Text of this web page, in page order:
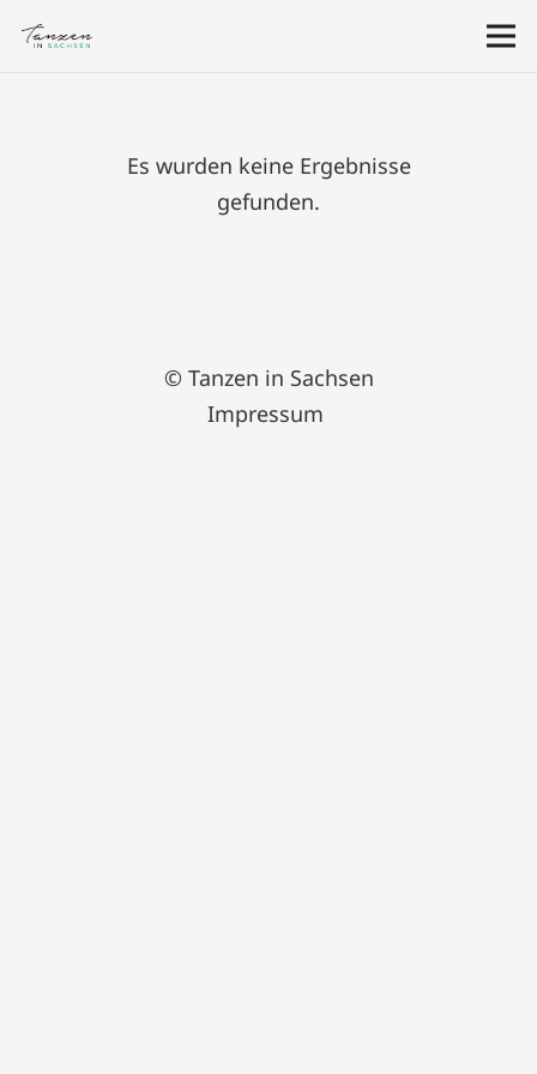
Es wurden keine Ergebnisse
gefunden.
© Tanzen in Sachsen
Impressum